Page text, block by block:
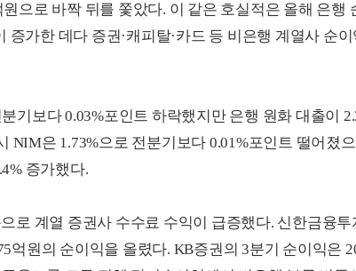
으로 바짝 뒤를 쫓았다. 이 같은 호실적은 올해 은행
가한 데다 증권·캐피탈·카드 등 비은행 계열사 순이
기보다 0.03%포인트 하락했지만 은행 원화 대출이
NIM은 1.73%으로 전분기보다 0.01%포인트 떨어졌
증가했다.
로 계열 증권사 수수료 수익이 급증했다. 신한금융투
억원의 순이익을 올렸다. KB증권의 3분기 순이익은